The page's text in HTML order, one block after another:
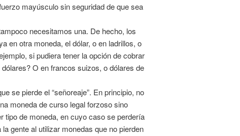
mayúsculo sin seguridad de que sea
necesitamos una. De hecho, los
en otra moneda, el dólar, o en ladrillos, o
si pudiera tener la opción de cobrar
O en francos suizos, o dólares de
se pierde el “señoreaje”. En principio, no
moneda de curso legal forzoso sino
tipo de moneda, en cuyo caso se perdería
gente al utilizar monedas que no pierden